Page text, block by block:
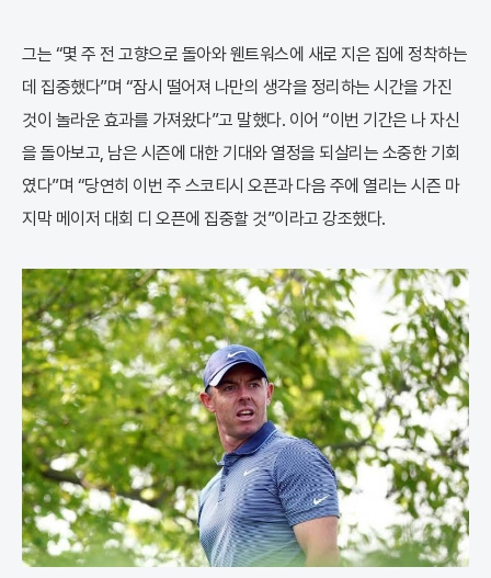
그는 “몇 주 전 고향으로 돌아와 웬트워스에 새로 지은 집에 정착하는
데 집중했다”며 “잠시 떨어져 나만의 생각을 정리하는 시간을 가진
것이 놀라운 효과를 가져왔다”고 말했다. 이어 “이번 기간은 나 자신
을 돌아보고, 남은 시즌에 대한 기대와 열정을 되살리는 소중한 기회
였다”며 “당연히 이번 주 스코티시 오픈과 다음 주에 열리는 시즌 마
지막 메이저 대회 디 오픈에 집중할 것”이라고 강조했다.